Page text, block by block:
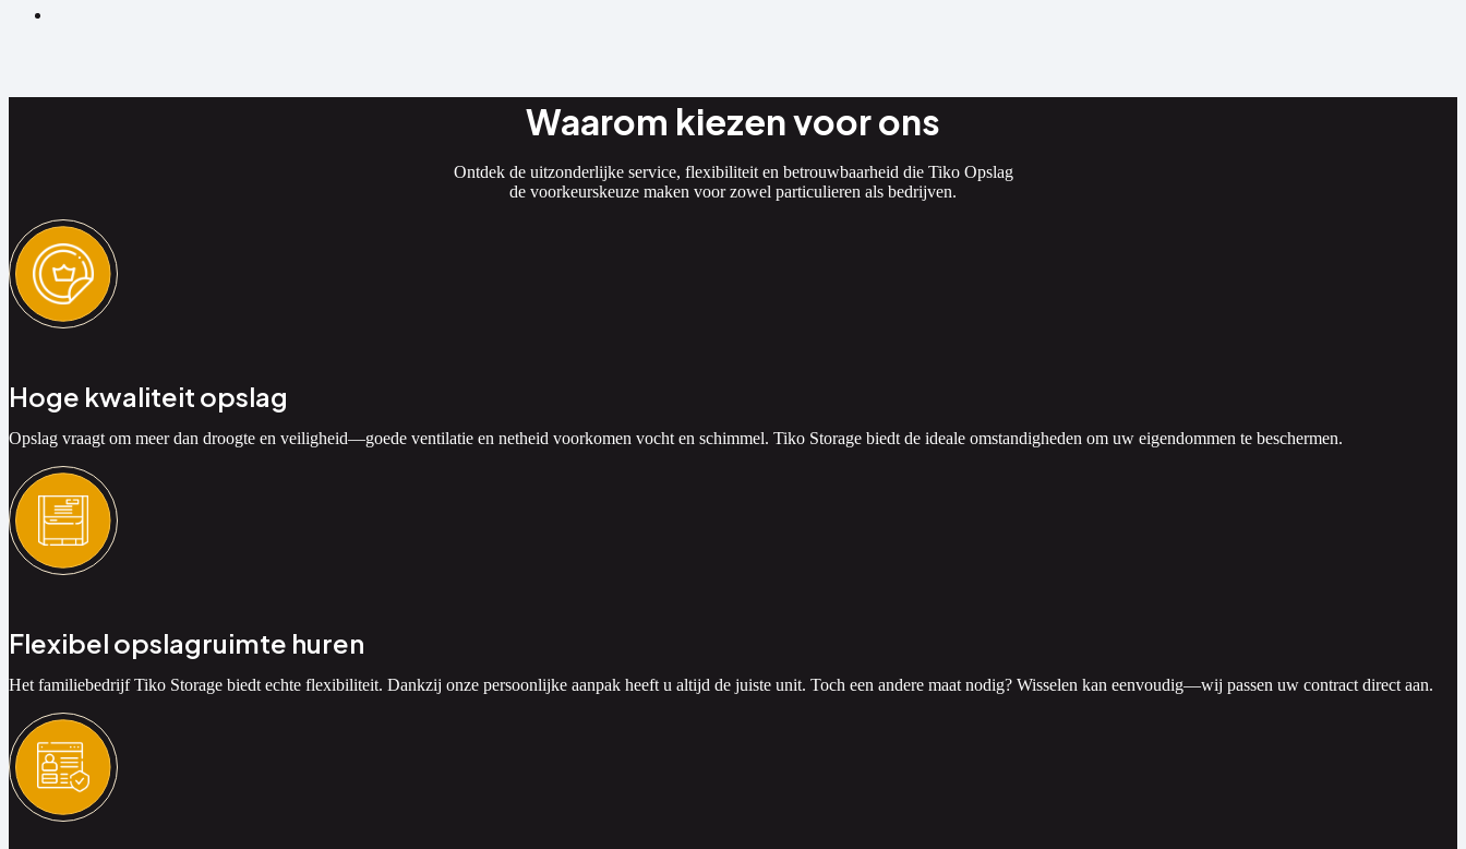
Waarom kiezen voor ons
Ontdek de uitzonderlijke service, flexibiliteit en betrouwbaarheid die Tiko Opslag
de voorkeurskeuze maken voor zowel particulieren als bedrijven.
Hoge kwaliteit opslag
Opslag vraagt om meer dan droogte en veiligheid—goede ventilatie en netheid voorkomen vocht en schimmel. Tiko Storage biedt de ideale omstandigheden om uw eigendommen te beschermen.
Flexibel opslagruimte huren
Het familiebedrijf Tiko Storage biedt echte flexibiliteit. Dankzij onze persoonlijke aanpak heeft u altijd de juiste unit. Toch een andere maat nodig? Wisselen kan eenvoudig—wij passen uw contract direct aan.